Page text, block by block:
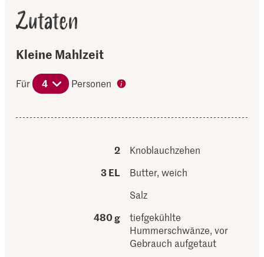
Zutaten
Kleine Mahlzeit
Für 4 Personen
2
Knoblauchzehen
3 EL
Butter, weich
Salz
480 g
tiefgekühlte
Hummerschwänze, vor
Gebrauch aufgetaut